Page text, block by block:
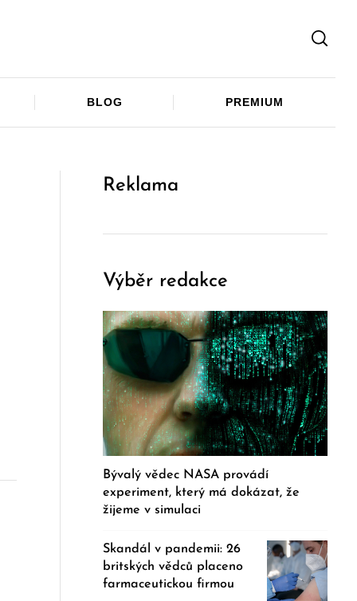
BLOG PREMIUM
Reklama
Výběr redakce
Bývalý vědec NASA provádí
experiment, který má dokázat, že
žijeme v simulaci
Skandál v pandemii: 26
britských vědců placeno
farmaceutickou firmou